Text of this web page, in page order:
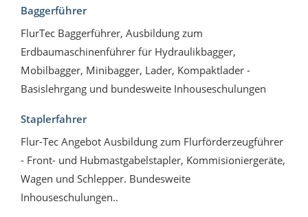
Baggerführer
FlurTec Baggerführer, Ausbildung zum
Erdbaumaschinenführer für Hydraulikbagger,
Mobilbagger, Minibagger, Lader, Kompaktlader -
Basislehrgang und bundesweite Inhouseschulungen
Staplerfahrer
Flur-Tec Angebot Ausbildung zum Flurförderzeugführer
- Front- und Hubmastgabelstapler, Kommisioniergeräte,
Wagen und Schlepper. Bundesweite
Inhouseschulungen..